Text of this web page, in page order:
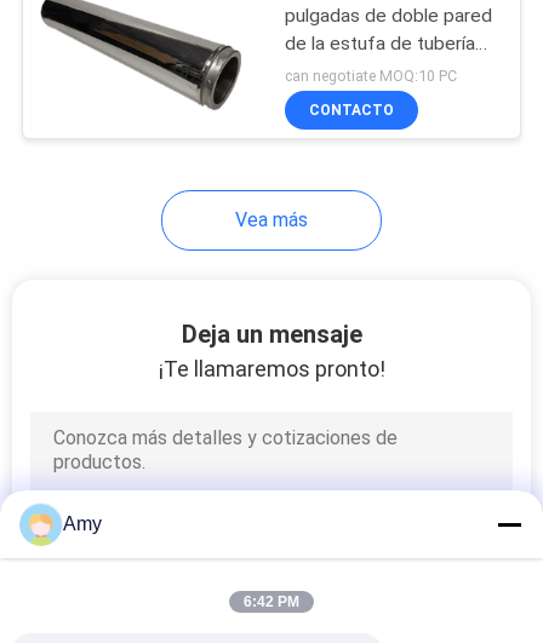
mecanizadas
Reborde sellado
pulgadas de doble pared
de la estufa de tubería
para estufas de leña
can negotiate MOQ:10 PC
CONTACTO
Vea más
Deja un mensaje
¡Te llamaremos pronto!
Amy
6:42 PM